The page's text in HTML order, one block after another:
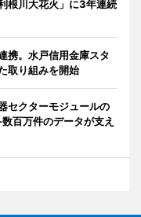
根川大花火」に3年連続
携。水戸信用金庫スタ
取り組みを開始
セクターモジュールの
百万件のデータが支え